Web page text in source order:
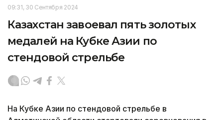
09:31, 30 Сентября 2024
Казахстан завоевал пять золотых
медалей на Кубке Азии по
стендовой стрельбе
На Кубке Азии по стендовой стрельбе в